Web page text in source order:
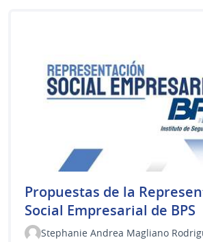
Propuestas de la
Social Empresarial de BPS
Stephanie Andrea Magliano